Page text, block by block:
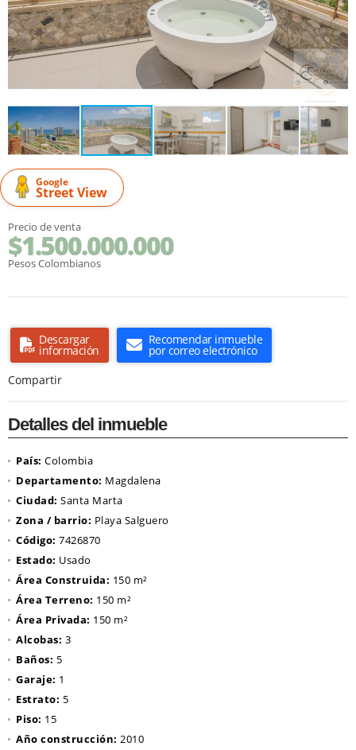
Google
Street View
Precio de venta
$1.500.000.000
Pesos Colombianos
Descargar
información
Recomendar inmueble
por correo electrónico
Compartir
Detalles del inmueble
País: Colombia
Departamento: Magdalena
Ciudad: Santa Marta
Zona / barrio: Playa Salguero
Código: 7426870
Estado: Usado
Área Construida: 150 m²
Área Terreno: 150 m²
Área Privada: 150 m²
Alcobas: 3
Baños: 5
Garaje: 1
Estrato: 5
Piso: 15
Año construcción: 2010